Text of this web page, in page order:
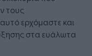
τους
ερχόμαστε και
στα ευάλωτα